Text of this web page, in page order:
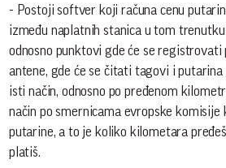
- Postoji softver koji računa cenu
između naplatnih stanica u tom
odnosno punktovi gde će se
antene, gde će se čitati tagovi i putarina
isti način, odnosno po pređenom
način po smernicama evropske komisije
putarine, a to je koliko kilometara
platiš.